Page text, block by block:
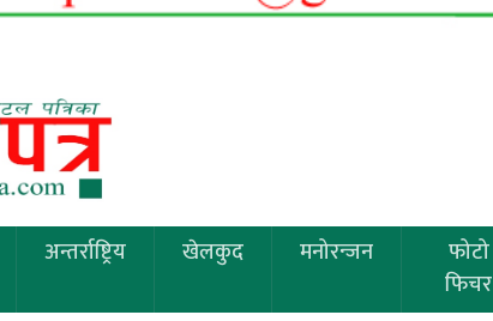
अन्तर्राष्ट्रिय खेलकुद मनोरन्जन
फोटो
फिचर